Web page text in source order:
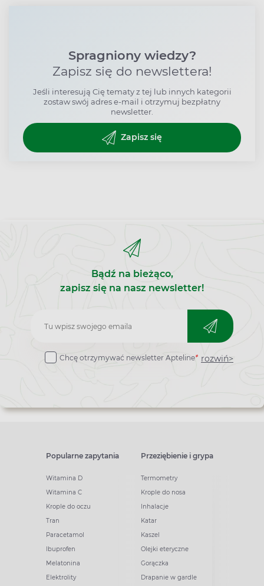
Spragniony wiedzy?
Zapisz się do newslettera!
Jeśli interesują Cię tematy z tej lub innych kategorii
zostaw swój adres e-mail i otrzymuj bezpłatny
newsletter.
Zapisz się
Bądź na bieżąco,
zapisz się na nasz newsletter!
Zapisz
do
Chcę otrzymywać newsletter Apteline* rozwiń>
Popularne zapytania
Witamina D
Witamina C
Krople do oczu
Tran
Paracetamol
Ibuprofen
Melatonina
Elektrolity
Przeziębienie i grypa
Termometry
Krople do nosa
Inhalacje
Katar
Kaszel
Olejki eteryczne
Gorączka
Drapanie w gardle